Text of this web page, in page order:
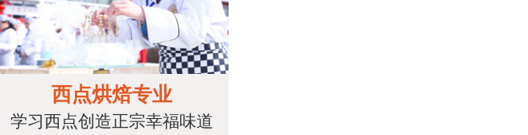
西点烘焙专业
学习西点创造正宗幸福味道